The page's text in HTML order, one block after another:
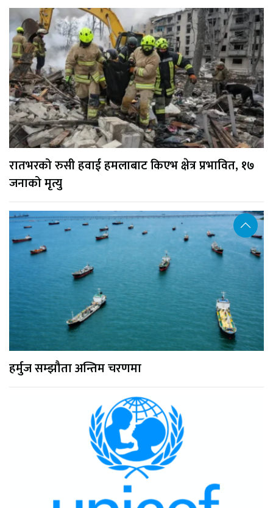
रातभरको रुसी हवाई हमलाबाट किएभ क्षेत्र प्रभावित, १७
जनाको मृत्यु
हर्मुज सम्झौता अन्तिम चरणमा